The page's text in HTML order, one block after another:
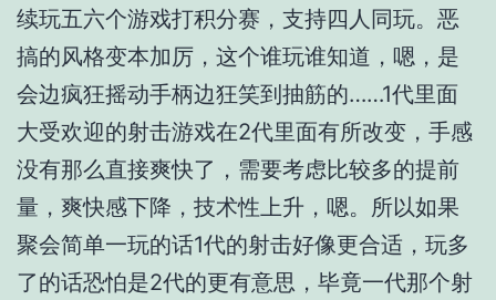
续玩五六个游戏打积分赛，支持四人同玩。恶
搞的风格变本加厉，这个谁玩谁知道，嗯，是
会边疯狂摇动手柄边狂笑到抽筋的……1代里面
大受欢迎的射击游戏在2代里面有所改变，手感
没有那么直接爽快了，需要考虑比较多的提前
量，爽快感下降，技术性上升，嗯。所以如果
聚会简单一玩的话1代的射击好像更合适，玩多
了的话恐怕是2代的更有意思，毕竟一代那个射